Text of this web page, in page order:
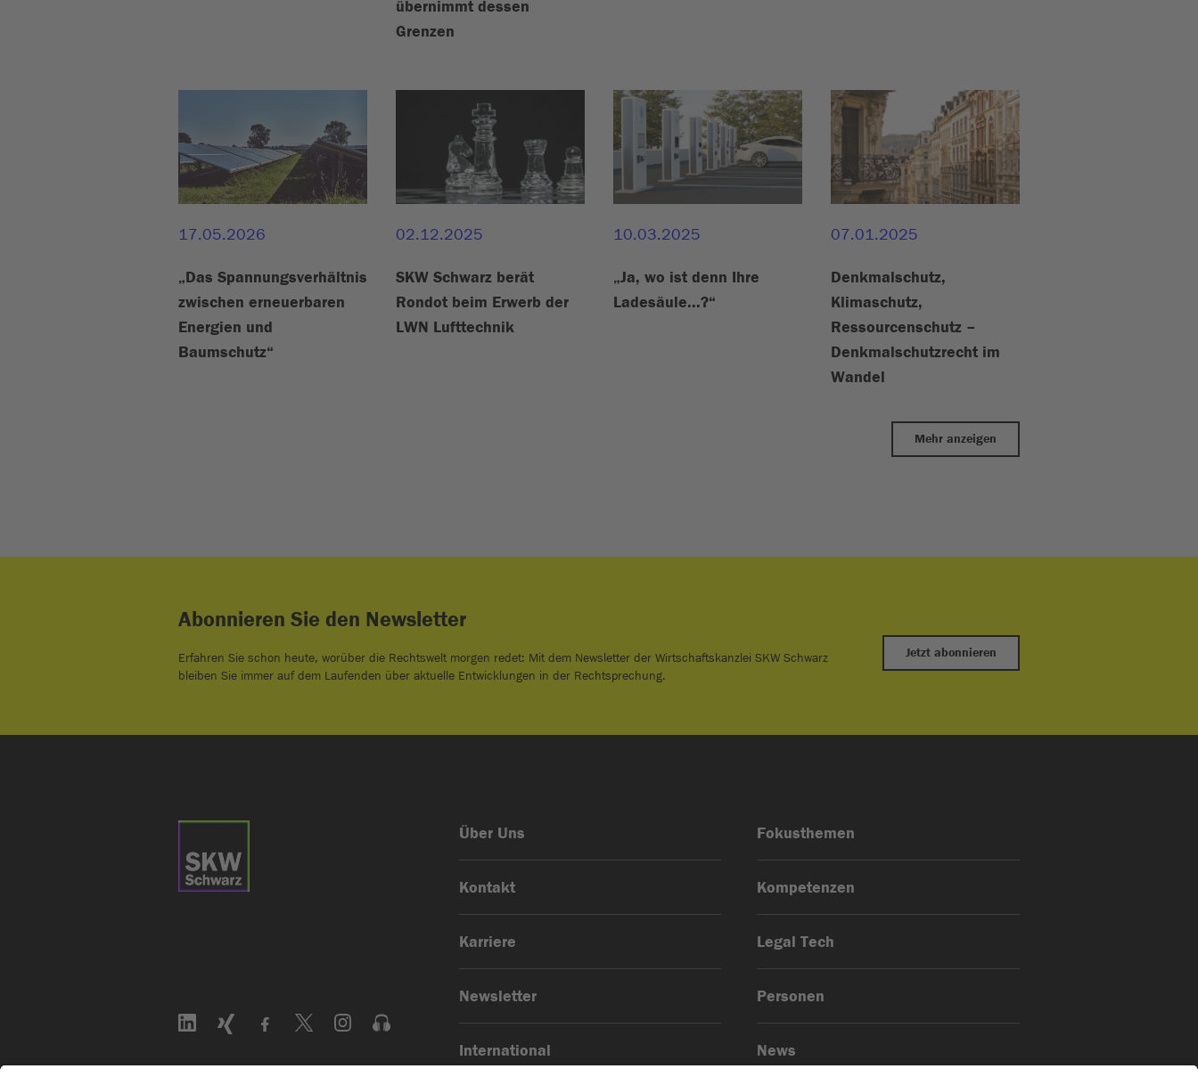
übernimmt dessen
Grenzen
17.05.2026
„Das Spannungsverhältnis
zwischen erneuerbaren
Energien und
Baumschutz“
02.12.2025
SKW Schwarz berät
Rondot beim Erwerb der
LWN Lufttechnik
10.03.2025
„Ja, wo ist denn Ihre
Ladesäule...?“
07.01.2025
Denkmalschutz,
Klimaschutz,
Ressourcenschutz –
Denkmalschutzrecht im
Wandel
Mehr anzeigen
Abonnieren Sie den Newsletter
Erfahren Sie schon heute, worüber die Rechtswelt morgen redet: Mit dem Newsletter der Wirtschaftskanzlei SKW Schwarz
bleiben Sie immer auf dem Laufenden über aktuelle Entwicklungen in der Rechtsprechung.
Jetzt abonnieren
Über Uns
Kontakt
Karriere
Newsletter
International
Fokusthemen
Kompetenzen
Legal Tech
Personen
News